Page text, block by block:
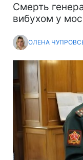
Смерть
вибухом у
ОЛЕНА